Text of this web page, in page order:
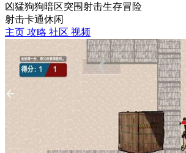
凶猛狗狗暗区突围射击生存冒险
射击卡通休闲
主页 攻略 社区 视频